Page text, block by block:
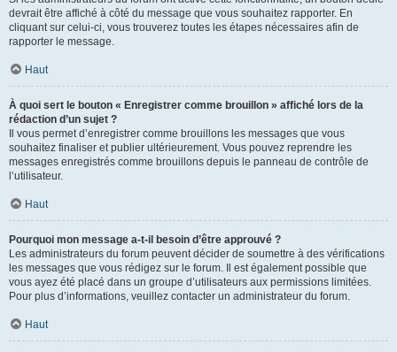
devrait être affiché à côté du message que vous souhaitez rapporter. En
cliquant sur celui-ci, vous trouverez toutes les étapes nécessaires afin de
rapporter le message.
Haut
À quoi sert le bouton « Enregistrer comme brouillon » affiché lors de la
rédaction d’un sujet ?
Il vous permet d’enregistrer comme brouillons les messages que vous
souhaitez finaliser et publier ultérieurement. Vous pouvez reprendre les
messages enregistrés comme brouillons depuis le panneau de contrôle de
l’utilisateur.
Haut
Pourquoi mon message a-t-il besoin d’être approuvé ?
Les administrateurs du forum peuvent décider de soumettre à des vérifications
les messages que vous rédigez sur le forum. Il est également possible que
vous ayez été placé dans un groupe d’utilisateurs aux permissions limitées.
Pour plus d’informations, veuillez contacter un administrateur du forum.
Haut